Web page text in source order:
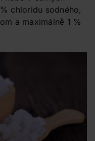
chloridu sodného,
a maximálně 1 %